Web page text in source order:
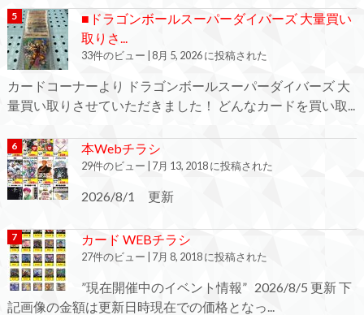
■ドラゴンボールスーパーダイバーズ 大量買い
取りさ...
33件のビュー 8月 5, 2026 に投稿された
カードコーナーより ドラゴンボールスーパーダイバーズ 大
量買い取りさせていただきました！ どんなカードを買い取...
本Webチラシ
29件のビュー 7月 13, 2018 に投稿された
2026/8/1 更新
カード WEBチラシ
27件のビュー 7月 8, 2018 に投稿された
”現在開催中のイベント情報” 2026/8/5 更新 下
記画像の金額は更新日時現在での価格となっ...